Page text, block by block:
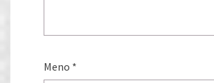
Meno *